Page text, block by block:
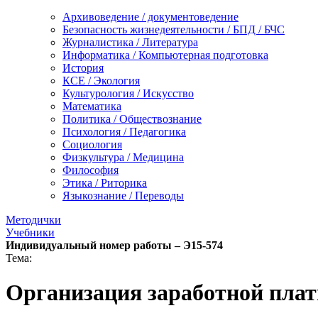
Архивоведение / документоведение
Безопасность жизнедеятельности / БПД / БЧС
Журналистика / Литература
Информатика / Компьютерная подготовка
История
КСЕ / Экология
Культурология / Искусство
Математика
Политика / Обществознание
Психология / Педагогика
Социология
Физкультура / Медицина
Философия
Этика / Риторика
Языкознание / Переводы
Методички
Учебники
Индивидуальный номер работы – Э15-574
Тема:
Организация заработной